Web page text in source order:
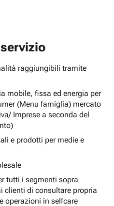
raggiungibili tramite
mobile, fissa ed energia per
(Menu famiglia) mercato
Imprese a seconda del
e prodotti per medie e
tutti i segmenti sopra
clienti di consultare propria
operazioni in selfcare